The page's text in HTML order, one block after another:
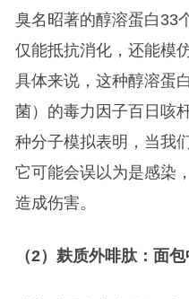
臭名昭著的醇溶蛋白33
仅能抵抗消化，还能模
具体来说，这种醇溶蛋
菌）的毒力因子百日咳
种分子模拟表明，当我
它可能会误以为是感染
造成伤害。
（2）麸质外啡肽：面